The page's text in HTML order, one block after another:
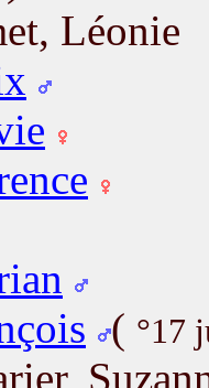
Léonie
( °17